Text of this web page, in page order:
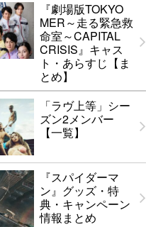
『劇場版TOKYO
MER～走る緊急救
命室～CAPITAL
CRISIS』キャス
ト・あらすじ【ま
とめ】
「ラヴ上等」シー
ズン2メンバー
【一覧】
『スパイダーマ
ン』グッズ・特
典・キャンペーン
情報まとめ